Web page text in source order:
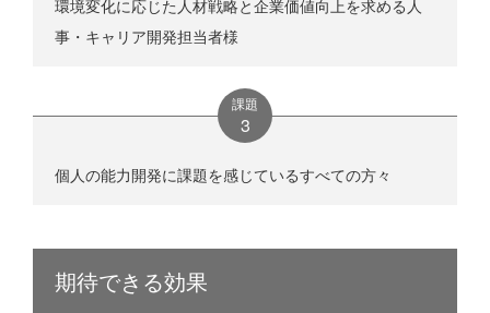
環境変化に応じた人材戦略と企業価値向上を求める人
事・キャリア開発担当者様
課題
個人の能力開発に課題を感じているすべての方々
期待できる効果